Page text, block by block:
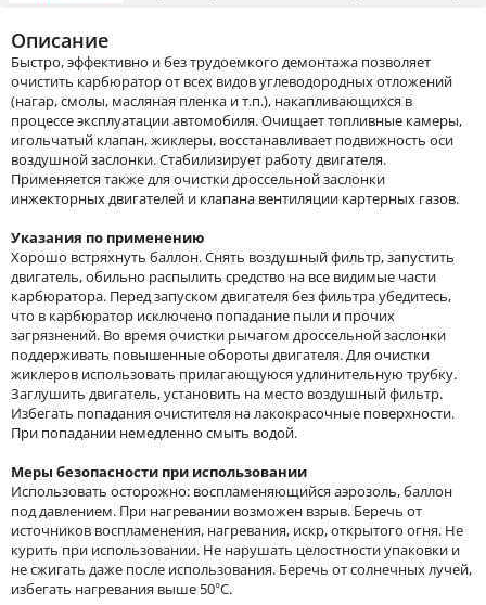
Описание
Быстро, эффективно и без трудоемкого демонтажа позволяет
очистить карбюратор от всех видов углеводородных отложений
(нагар, смолы, масляная пленка и т.п.), накапливающихся в
процессе эксплуатации автомобиля. Очищает топливные камеры,
игольчатый клапан, жиклеры, восстанавливает подвижность оси
воздушной заслонки. Стабилизирует работу двигателя.
Применяется также для очистки дроссельной заслонки
инжекторных двигателей и клапана вентиляции картерных газов.
Указания по применению
Хорошо встряхнуть баллон. Снять воздушный фильтр, запустить
двигатель, обильно распылить средство на все видимые части
карбюратора. Перед запуском двигателя без фильтра убедитесь,
что в карбюратор исключено попадание пыли и прочих
загрязнений. Во время очистки рычагом дроссельной заслонки
поддерживать повышенные обороты двигателя. Для очистки
жиклеров использовать прилагающуюся удлинительную трубку.
Заглушить двигатель, установить на место воздушный фильтр.
Избегать попадания очистителя на лакокрасочные поверхности.
При попадании немедленно смыть водой.
Меры безопасности при использовании
Использовать осторожно: воспламеняющийся аэрозоль, баллон
под давлением. При нагревании возможен взрыв. Беречь от
источников воспламенения, нагревания, искр, открытого огня. Не
курить при использовании. Не нарушать целостности упаковки и
не сжигать даже после использования. Беречь от солнечных лучей,
избегать нагревания выше 50°С.